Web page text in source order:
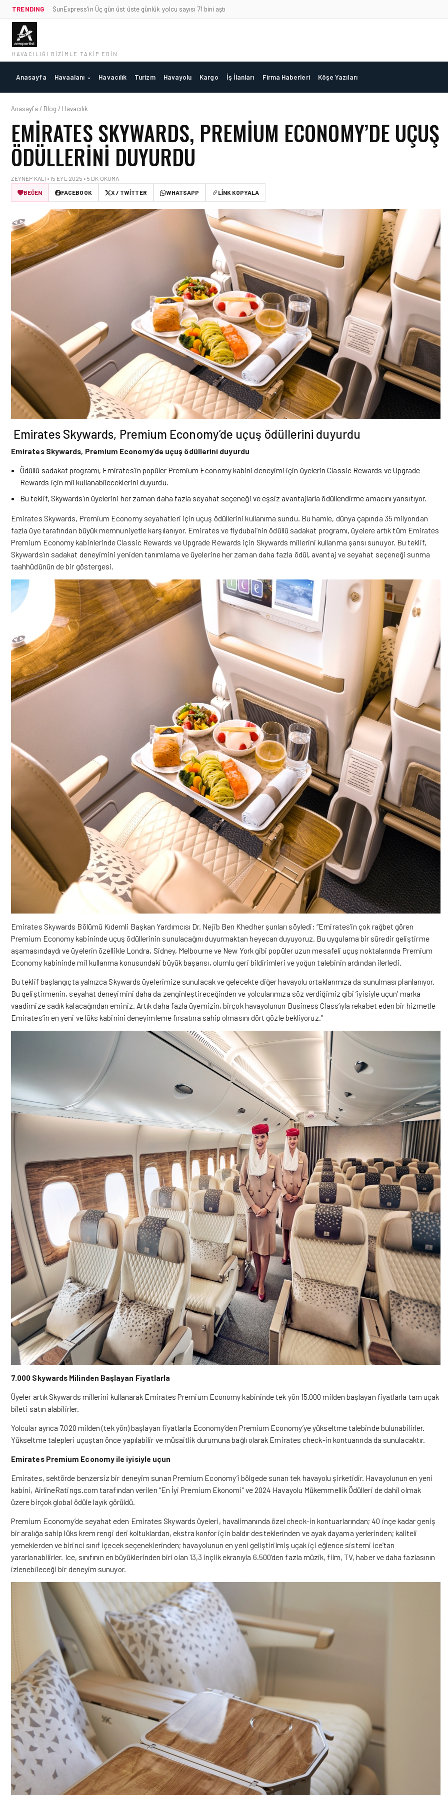
TRENDING SunExpress’in Üç gün üst üste günlük yolcu sayısı 71 bini aştı
HAVACILIĞI BIZIMLE TAKIP EDIN
Anasayfa Havaalanı Havacılık Turizm Havayolu Kargo İş İlanları Firma Haberleri Köşe Yazıları
Anasayfa / Blog / Havacılık
EMIRATES SKYWARDS, PREMIUM ECONOMY’DE UÇUŞ
ÖDÜLLERINI DUYURDU
ZEYNEP KALI • 15 EYL 2025 • 5 DK OKUMA
BEĞEN
FACEBOOK X / TWITTER WHATSAPP LINK KOPYALA
Emirates Skywards, Premium Economy’de uçuş ödüllerini duyurdu
Emirates Skywards, Premium Economy’de uçuş ödüllerini duyurdu
Ödüllü sadakat programı, Emirates’in popüler Premium Economy kabini deneyimi için üyelerin Classic Rewards ve Upgrade
Rewards için mil kullanabileceklerini duyurdu.
Bu teklif, Skywards’ın üyelerini her zaman daha fazla seyahat seçeneği ve eşsiz avantajlarla ödüllendirme amacını yansıtıyor.
Emirates Skywards, Premium Economy seyahatleri için uçuş ödüllerini kullanıma sundu. Bu hamle, dünya çapında 35 milyondan
fazla üye tarafından büyük memnuniyetle karşılanıyor. Emirates ve flydubai’nin ödüllü sadakat programı, üyelere artık tüm Emirates
Premium Economy kabinlerinde Classic Rewards ve Upgrade Rewards için Skywards millerini kullanma şansı sunuyor. Bu teklif,
Skywards’ın sadakat deneyimini yeniden tanımlama ve üyelerine her zaman daha fazla ödül, avantaj ve seyahat seçeneği sunma
taahhüdünün de bir göstergesi.
Emirates Skywards Bölümü Kıdemli Başkan Yardımcısı Dr. Nejib Ben Khedher şunları söyledi: “Emirates’in çok rağbet gören
Premium Economy kabininde uçuş ödüllerinin sunulacağını duyurmaktan heyecan duyuyoruz. Bu uygulama bir süredir geliştirme
aşamasındaydı ve üyelerin özellikle Londra, Sidney, Melbourne ve New York gibi popüler uzun mesafeli uçuş noktalarında Premium
Economy kabininde mil kullanma konusundaki büyük başarısı, olumlu geri bildirimleri ve yoğun talebinin ardından ilerledi.
Bu teklif başlangıçta yalnızca Skywards üyelerimize sunulacak ve gelecekte diğer havayolu ortaklarımıza da sunulması planlanıyor.
Bu geliştirmenin, seyahat deneyimini daha da zenginleştireceğinden ve yolcularımıza söz verdiğimiz gibi ‘iyisiyle uçun’ marka
vaadimize sadık kalacağından eminiz. Artık daha fazla üyemizin, birçok havayolunun Business Class’ıyla rekabet eden bir hizmetle
Emirates’in en yeni ve lüks kabinini deneyimleme fırsatına sahip olmasını dört gözle bekliyoruz.”
7.000 Skywards Milinden Başlayan Fiyatlarla
Üyeler artık Skywards millerini kullanarak Emirates Premium Economy kabininde tek yön 15.000 milden başlayan fiyatlarla tam uçak
bileti satın alabilirler.
Yolcular ayrıca 7.020 milden (tek yön) başlayan fiyatlarla Economy’den Premium Economy’ye yükseltme talebinde bulunabilirler.
Yükseltme talepleri uçuştan önce yapılabilir ve müsaitlik durumuna bağlı olarak Emirates check-in kontuarında da sunulacaktır.
Emirates Premium Economy ile iyisiyle uçun
Emirates, sektörde benzersiz bir deneyim sunan Premium Economy’i bölgede sunan tek havayolu şirketidir. Havayolunun en yeni
kabini, AirlineRatings.com tarafından verilen “En İyi Premium Ekonomi” ve 2024 Havayolu Mükemmellik Ödülleri de dahil olmak
üzere birçok global ödüle layık görüldü.
Premium Economy’de seyahat eden Emirates Skywards üyeleri, havalimanında özel check-in kontuarlarından; 40 inçe kadar geniş
bir aralığa sahip lüks krem rengi deri koltuklardan, ekstra konfor için baldır desteklerinden ve ayak dayama yerlerinden; kaliteli
yemeklerden ve birinci sınıf içecek seçeneklerinden; havayolunun en yeni geliştirilmiş uçak içi eğlence sistemi ice’tan
yararlanabilirler. Ice, sınıfının en büyüklerinden biri olan 13,3 inçlik ekranıyla 6.500’den fazla müzik, film, TV, haber ve daha fazlasının
izlenebileceği bir deneyim sunuyor.